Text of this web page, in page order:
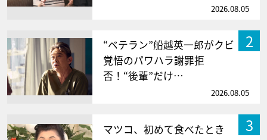
2026.08.05
2
“ベテラン”船越英一郎がクビ
覚悟のパワハラ謝罪拒
否！“後輩”だけ…
2026.08.05
3
マツコ、初めて食べたとき